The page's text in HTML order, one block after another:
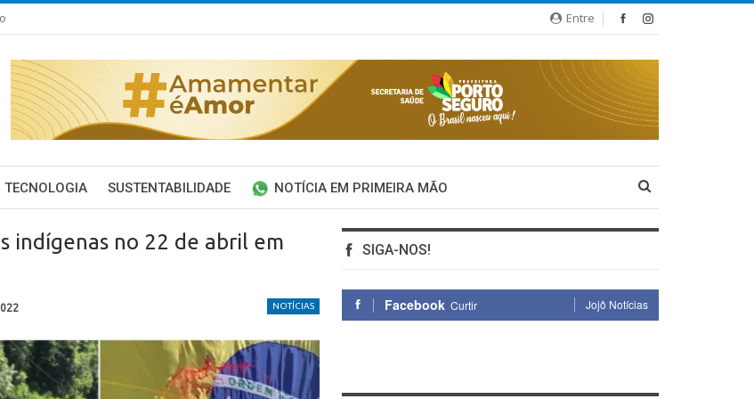
Entre
TECNOLOGIA SUSTENTABILIDADE NOTÍCIA EM PRIMEIRA MÃO
indígenas no 22 de abril em
NOTÍCIAS
SIGA-NOS!
Facebook Curtir Jojô Notícias